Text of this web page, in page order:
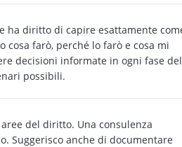
ha diritto di capire esattamente
farò, perché lo farò e cosa mi
decisioni informate in ogni fase del
possibili.
del diritto. Una consulenza
Suggerisco anche di documentare